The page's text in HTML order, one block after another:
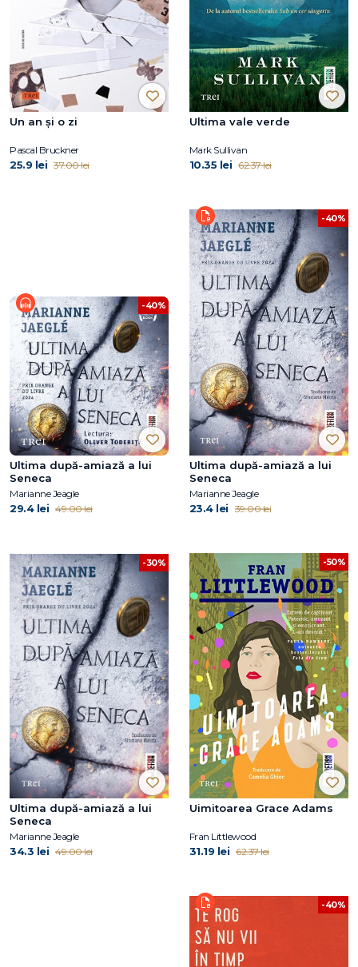
Un an și o zi
Pascal Bruckner
25.9 lei 37.00 lei
Ultima vale verde
Mark Sullivan
10.35 lei 62.37 lei
-40%
Ultima după-amiază a lui
Seneca
Marianne Jeagle
29.4 lei 49.00 lei
-40%
Ultima după-amiază a lui
Seneca
Marianne Jeagle
23.4 lei 39.00 lei
-30%
Ultima după-amiază a lui
Seneca
Marianne Jeagle
34.3 lei 49.00 lei
-50%
Uimitoarea Grace Adams
Fran Littlewood
31.19 lei 62.37 lei
-40%